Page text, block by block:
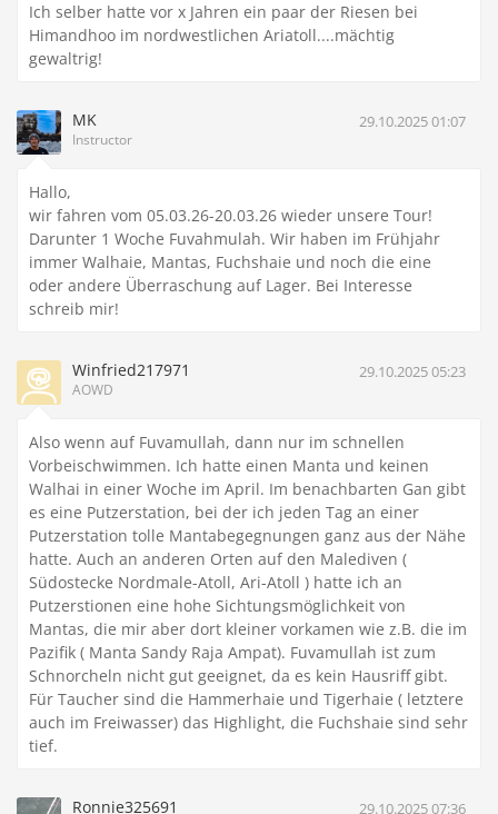
Ich selber hatte vor x Jahren ein paar der Riesen bei
Himandhoo im nordwestlichen Ariatoll....mächtig
gewaltrig!
MK
Instructor
29.10.2025 01:07
Hallo,
wir fahren vom 05.03.26-20.03.26 wieder unsere Tour!
Darunter 1 Woche Fuvahmulah. Wir haben im Frühjahr
immer Walhaie, Mantas, Fuchshaie und noch die eine
oder andere Überraschung auf Lager. Bei Interesse
schreib mir!
Winfried217971
AOWD
29.10.2025 05:23
Also wenn auf Fuvamullah, dann nur im schnellen
Vorbeischwimmen. Ich hatte einen Manta und keinen
Walhai in einer Woche im April. Im benachbarten Gan gibt
es eine Putzerstation, bei der ich jeden Tag an einer
Putzerstation tolle Mantabegegnungen ganz aus der Nähe
hatte. Auch an anderen Orten auf den Malediven (
Südostecke Nordmale-Atoll, Ari-Atoll ) hatte ich an
Putzerstionen eine hohe Sichtungsmöglichkeit von
Mantas, die mir aber dort kleiner vorkamen wie z.B. die im
Pazifik ( Manta Sandy Raja Ampat). Fuvamullah ist zum
Schnorcheln nicht gut geeignet, da es kein Hausriff gibt.
Für Taucher sind die Hammerhaie und Tigerhaie ( letztere
auch im Freiwasser) das Highlight, die Fuchshaie sind sehr
tief.
Ronnie325691 29.10.2025 07:36